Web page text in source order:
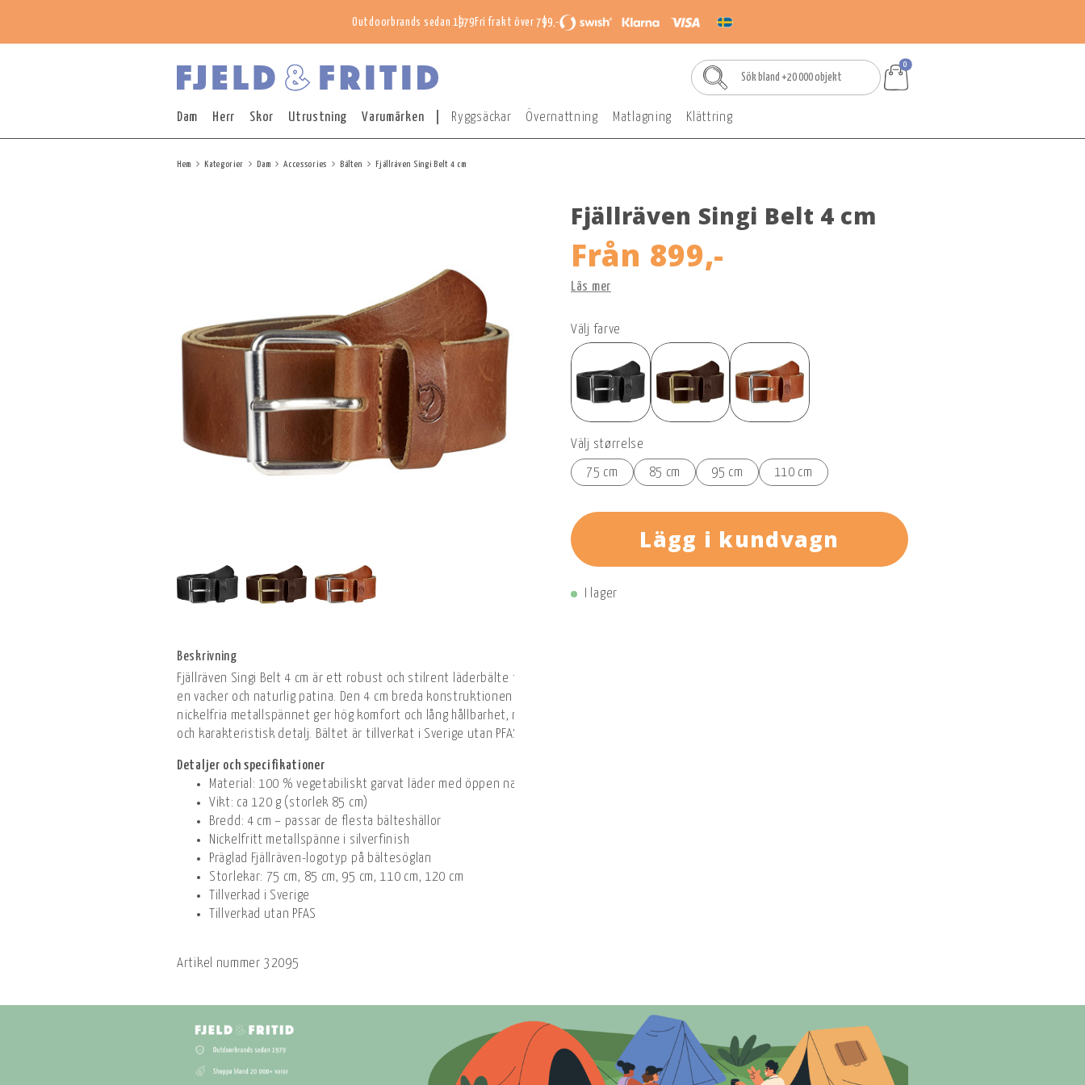
Outdoorbrands sedan 1979 Fri frakt över 799,-
0
Dam Herr Skor Utrustning Varumärken Ryggsäckar Övernattning Matlagning Klättring
Hem Kategorier Dam Accessories Bälten Fjällräven Singi Belt 4 cm
Beskrivning
Fjällräven Singi Belt 4 cm är ett robust och stilrent läderbälte tillverkat av vegetabiliskt garvat läder med öppen narvyta som med tiden utvecklar
en vacker och naturlig patina. Den 4 cm breda konstruktionen ger ett kraftfullt uttryck och passar utmärkt till både friluftsbyxor och jeans. Det
nickelfria metallspännet ger hög komfort och lång hållbarhet, medan den diskret präglade Fjällräven-logotypen på bältesöglan tillför en elegant
och karakteristisk detalj. Bältet är tillverkat i Sverige utan PFAS och är ett utmärkt val för både vardagsbruk och friluftsäventyr.
Detaljer och specifikationer
Material: 100 % vegetabiliskt garvat läder med öppen narvyta
Vikt: ca 120 g (storlek 85 cm)
Bredd: 4 cm – passar de flesta bälteshällor
Nickelfritt metallspänne i silverfinish
Präglad Fjällräven-logotyp på bältesöglan
Storlekar: 75 cm, 85 cm, 95 cm, 110 cm, 120 cm
Tillverkad i Sverige
Tillverkad utan PFAS
Artikel nummer 32095
Fjällräven Singi Belt 4 cm
Från 899,-
Läs mer
Välj farve
Välj størrelse
75 cm 85 cm 95 cm 110 cm
Lägg i kundvagn
I lager